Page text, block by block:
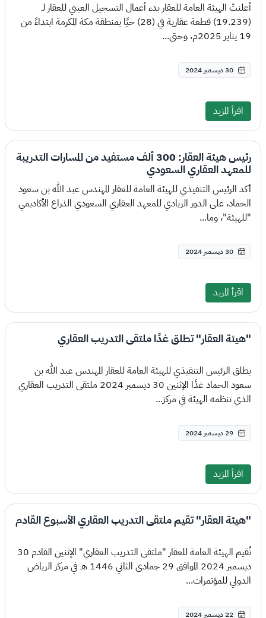
أعلنتْ الهيئة العامة للعقار بدء أعمال التسجيل العيني للعقار لـ
(19.239) قطعة عقارية في (28) حيًا بمنطقة مكة المكرمة ابتداءً من
19 يناير 2025م، وحتى...
30 ديسمبر 2024
اقرأ المزيد
رئيس هيئة العقار: 300 ألف مستفيد من المسارات التدريبة
للمعهد العقاري السعودي
أكد الرئيس التنفيذي للهيئة العامة للعقار المهندس عبد الله بن سعود
الحماد، على الدور الريادي للمعهد العقاري السعودي الذراع الأكاديمي
"للهيئة"، وما...
30 ديسمبر 2024
اقرأ المزيد
"هيئة العقار" تطلق غدًا ملتقى التدريب العقاري
يطلق الرئيس التنفيذي للهيئة العامة للعقار المهندس عبد الله بن
سعود الحماد غدًا الإثنين 30 ديسمبر 2024 ملتقى التدريب العقاري
الذي تنظمه الهيئة في مركز...
29 ديسمبر 2024
اقرأ المزيد
"هيئة العقار" تقيم ملتقى التدريب العقاري الأسبوع القادم
تُقيم الهيئة العامة للعقار "ملتقى التدريب العقاري" الإثنين القادم 30
ديسمبر 2024 الموافق 29 جمادى الثاني 1446 هـ في مركز الرياض
الدولي للمؤتمرات...
22 ديسمبر 2024